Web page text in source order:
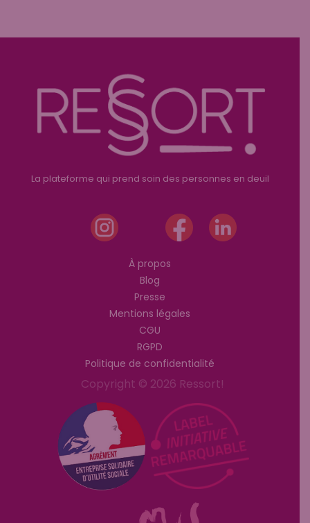
La plateforme qui prend soin des personnes en deuil
À propos
Blog
Presse
Mentions légales
CGU
RGPD
Politique de confidentialité
Copyright © 2026 Ressort!